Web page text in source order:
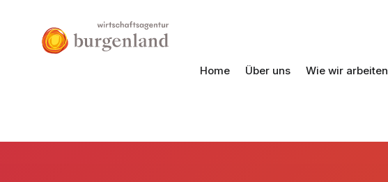
Home Über uns Wie wir arbeiten